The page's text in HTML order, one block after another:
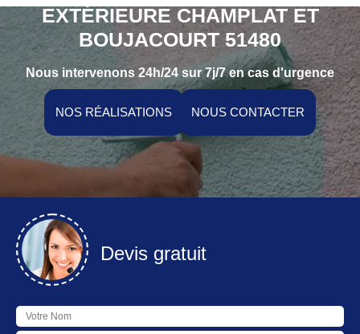
EXTÉRIEURE CHAMPLAT ET
BOUJACOURT 51480
Nous intervenons 24h/24 sur 7j/7 en cas d'urgence
NOS RÉALISATIONS NOUS CONTACTER
Devis gratuit